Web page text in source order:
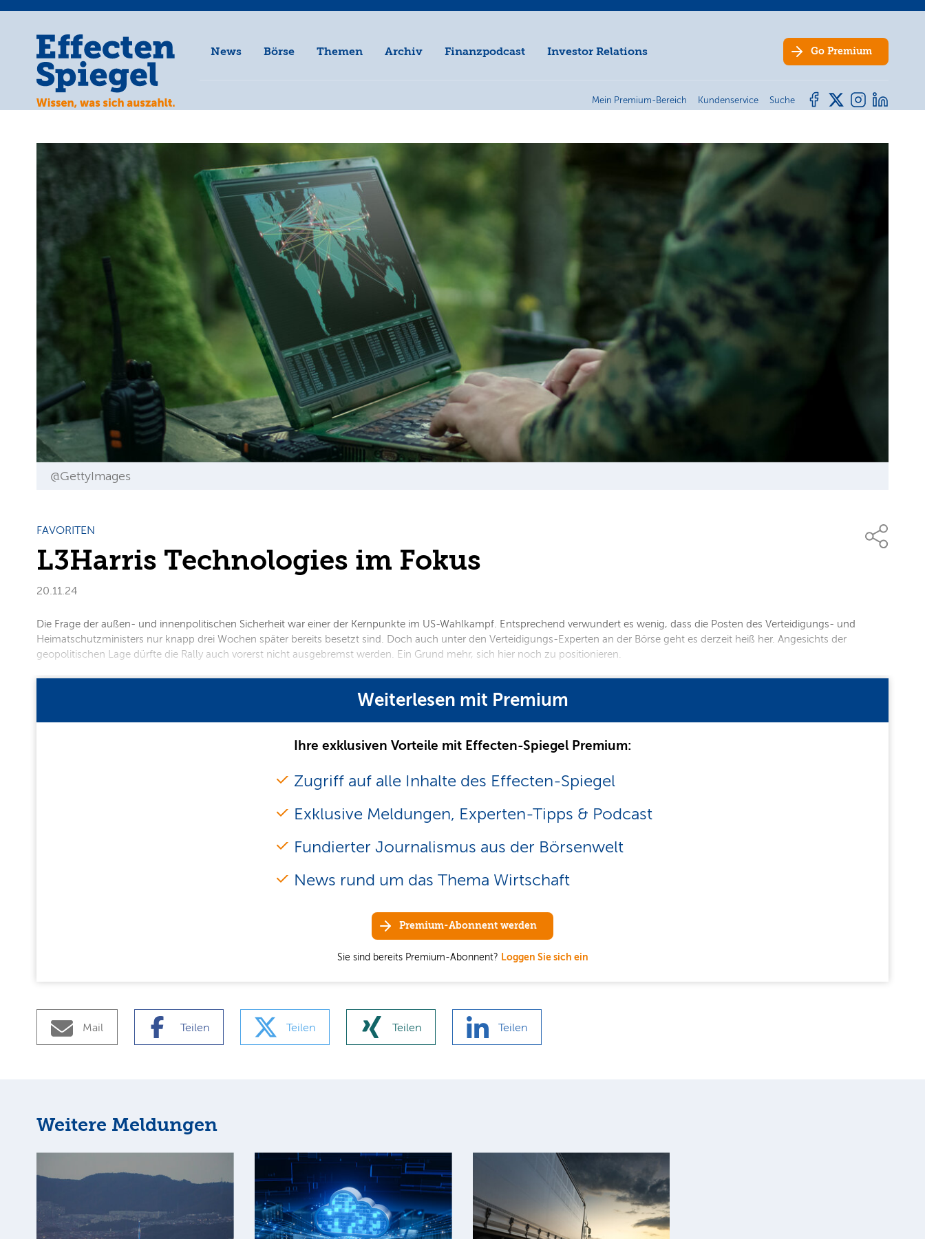
News Börse Themen Archiv Finanzpodcast Investor Relations Go Premium
Mein Premium-Bereich Kundenservice Suche
@GettyImages
FAVORITEN
L3Harris Technologies im Fokus
20.11.24
Die Frage der außen- und innenpolitischen Sicherheit war einer der Kernpunkte im US-Wahlkampf. Entsprechend verwundert es wenig, dass die Posten des Verteidigungs- und
Heimatschutzministers nur knapp drei Wochen später bereits besetzt sind. Doch auch unter den Verteidigungs-Experten an der Börse geht es derzeit heiß her. Angesichts der
geopolitischen Lage dürfte die Rally auch vorerst nicht ausgebremst werden. Ein Grund mehr, sich hier noch zu positionieren.
Weiterlesen mit Premium
Ihre exklusiven Vorteile mit Effecten-Spiegel Premium:
Zugriff auf alle Inhalte des Effecten-Spiegel
Exklusive Meldungen, Experten-Tipps & Podcast
Fundierter Journalismus aus der Börsenwelt
News rund um das Thema Wirtschaft
Premium-Abonnent werden
Sie sind bereits Premium-Abonnent? Loggen Sie sich ein
Mail Teilen Teilen Teilen Teilen
Weitere Meldungen